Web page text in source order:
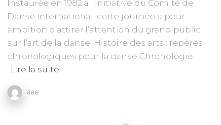
Instaurée en 1982 à l’initiative du Comité de
Danse International, cette journée a pour
ambition d’attirer l’attention du grand public
sur l’art de la danse. Histoire des arts : repères
chronologiques pour la danse Chronologie
Lire la suite
aae